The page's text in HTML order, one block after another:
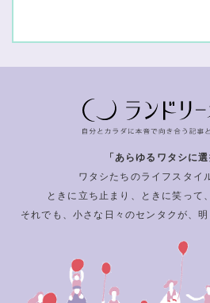
「あらゆるワタシに選
ワタシたちのライフスタイ
ときに立ち止まり、ときに笑って
それでも、小さな日々のセンタクが、